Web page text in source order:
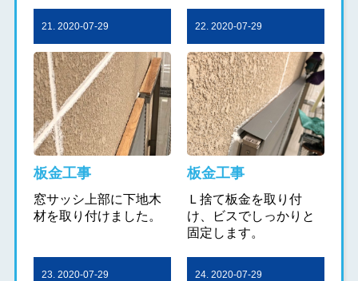
21. 2020-07-29
板金工事
窓サッシ上部に下地木
材を取り付けました。
22. 2020-07-29
板金工事
Ｌ捨て板金を取り付
け、ビスでしっかりと
固定します。
23. 2020-07-29 24. 2020-07-29